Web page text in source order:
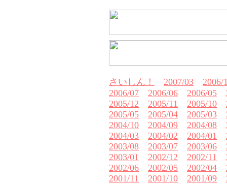
さいしん！ 2007/03
2006/
2006/07
2006/06 2006/05
2005/12
2005/11 2005/10
2005/05
2005/04 2005/03
2004/10
2004/09 2004/08
2004/03
2004/02 2004/01
2003/08
2003/07 2003/06
2003/01
2002/12 2002/11
2002/06
2002/05 2002/04
2001/11
2001/10 2001/09